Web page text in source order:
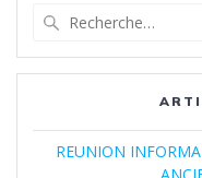
des
articles
REUNION